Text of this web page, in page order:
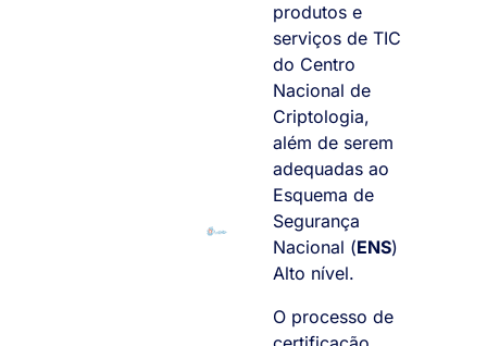
produtos e
serviços de TIC
do Centro
Nacional de
Criptologia,
além de serem
adequadas ao
Esquema de
Segurança
Nacional (ENS)
Alto nível.
O processo de